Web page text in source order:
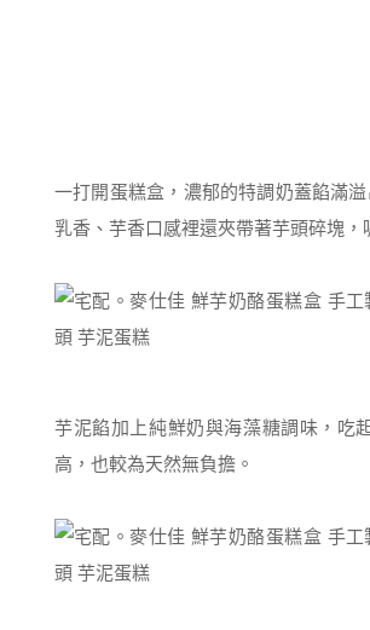
一打開蛋糕盒，濃郁的特調奶蓋餡滿
乳香、芋香口感裡還夾帶著芋頭碎塊，
芋泥餡加上純鮮奶與海藻糖調味，吃
高，也較為天然無負擔。